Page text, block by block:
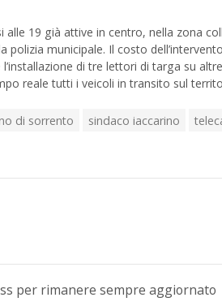
19 già attive in centro, nella zona
municipale. Il costo
di tre lettori di targa su
reale tutti i veicoli in transito sul
di sorrento sindaco iaccarino
per rimanere sempre aggiornato